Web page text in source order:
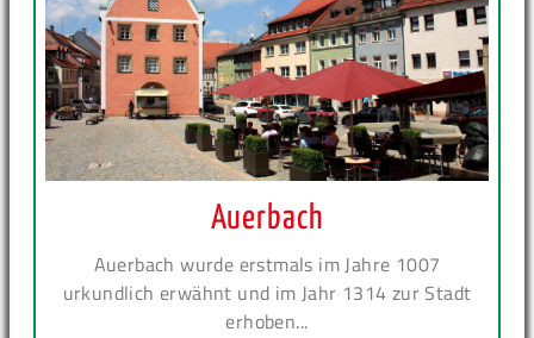
Auerbach
Auerbach wurde erstmals im Jahre 1007
urkundlich erwähnt und im Jahr 1314 zur Stadt
erhoben...